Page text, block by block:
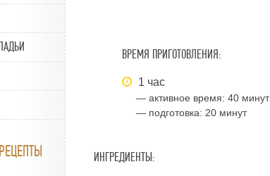
ВРЕМЯ ПРИГОТОВЛЕНИЯ:
1 час
— активное время: 40 минут
— подготовка: 20 минут
ИНГРЕДИЕНТЫ: